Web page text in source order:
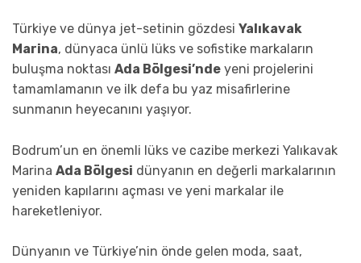
Türkiye ve dünya jet-setinin gözdesi Yalıkavak
Marina, dünyaca ünlü lüks ve sofistike markaların
buluşma noktası Ada Bölgesi’nde yeni projelerini
tamamlamanın ve ilk defa bu yaz misafirlerine
sunmanın heyecanını yaşıyor.
Bodrum’un en önemli lüks ve cazibe merkezi Yalıkavak
Marina Ada Bölgesi dünyanın en değerli markalarının
yeniden kapılarını açması ve yeni markalar ile
hareketleniyor.
Dünyanın ve Türkiye’nin önde gelen moda, saat,